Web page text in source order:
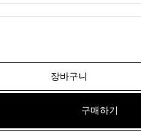
장바구니
구매하기